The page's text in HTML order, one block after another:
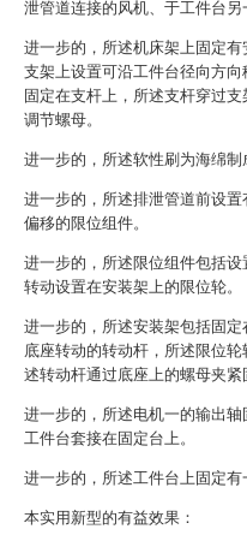
泄管道连接的风机、于工件台另
进一步的，所述机床架上固定
支架上设置可沿工件台径向方向
固定在支杆上，所述支杆穿过
调节螺母。
进一步的，所述软性刷为海绵制
进一步的，所述排泄管道前设
偏移的限位组件。
进一步的，所述限位组件包括设
转动设置在安装架上的限位轮。
进一步的，所述安装架包括固
底座转动的转动杆，所述限位
述转动杆通过底座上的螺母夹紧
进一步的，所述电机一的输出
工件台套接在固定台上。
进一步的，所述工件台上固定有
本实用新型的有益效果：